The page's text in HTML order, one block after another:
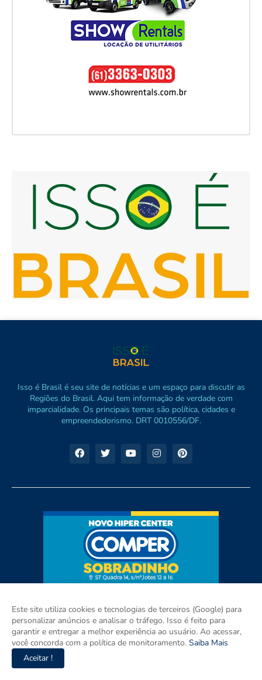
Isso é Brasil é seu site de notícias e um espaço para discutir as
Regiões do Brasil. Aqui tem informação de verdade com
imparcialidade. Os principais temas são política, cidades e
empreendedorismo. DRT 0010556/DF.
Este site utiliza cookies e tecnologias de terceiros (Google) para
personalizar anúncios e analisar o tráfego. Isso é feito para
garantir e entregar a melhor experiência ao usuário. Ao acessar,
você concorda com a política de monitoramento. Saiba Mais
Aceitar !